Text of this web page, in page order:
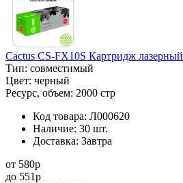
Cactus CS-FX10S Картридж лазерный
Тип: совместимый
Цвет: черный
Ресурс, объем: 2000 стр
Код товара: Л000620
Наличие: 30 шт.
Доставка: Завтра
от 580p
до 551p